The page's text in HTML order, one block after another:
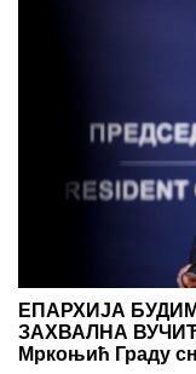
ЕПАРХИЈА
ЗАХВАЛНА
Мркоњић Граду